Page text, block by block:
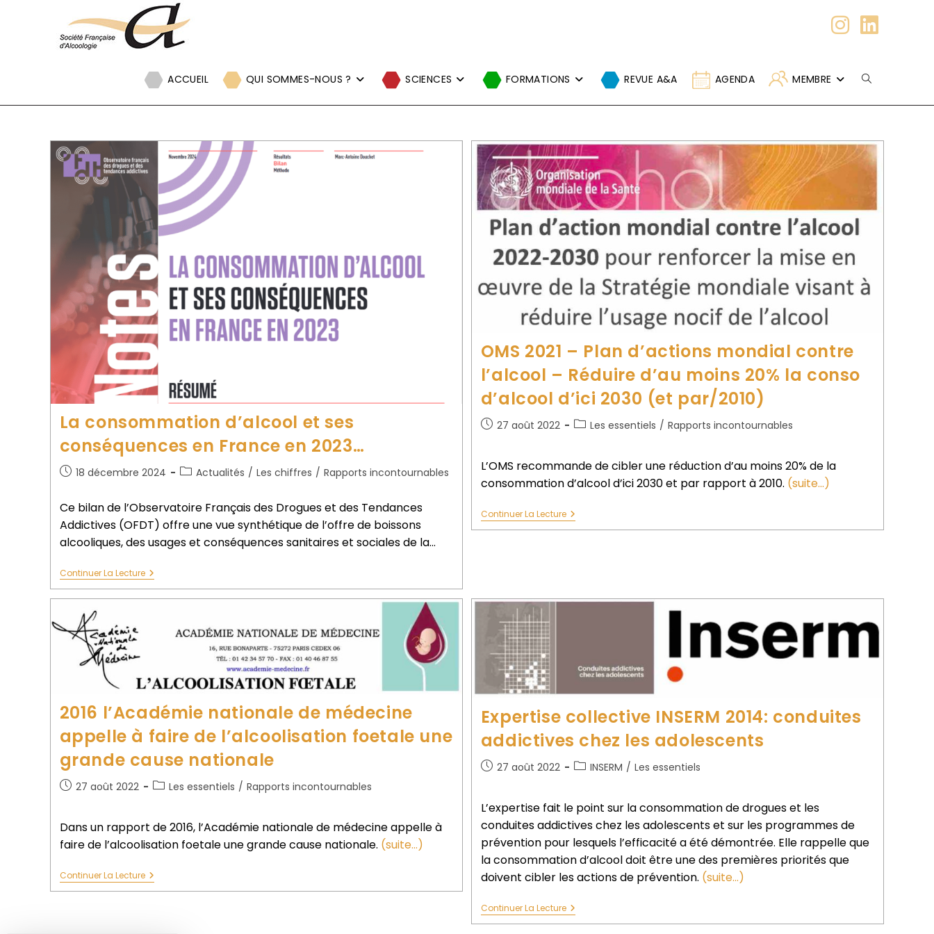
Panneau de gestion des cookies
ACCUEIL QUI SOMMES-NOUS ? SCIENCES FORMATIONS REVUE A&A AGENDA MEMBRE
La consommation d’alcool et ses
conséquences en France en 2023…
18 décembre 2024 Actualités / Les chiffres / Rapports incontournables
Ce bilan de l’Observatoire Français des Drogues et des Tendances
Addictives (OFDT) offre une vue synthétique de l’offre de boissons
alcooliques, des usages et conséquences sanitaires et sociales de la…
Continuer La Lecture
OMS 2021 – Plan d’actions mondial contre
l’alcool – Réduire d’au moins 20% la conso
d’alcool d’ici 2030 (et par/2010)
27 août 2022 Les essentiels / Rapports incontournables
L’OMS recommande de cibler une réduction d’au moins 20% de la
consommation d’alcool d’ici 2030 et par rapport à 2010. (suite…)
Continuer La Lecture
2016 l’Académie nationale de médecine
appelle à faire de l’alcoolisation foetale une
grande cause nationale
27 août 2022 Les essentiels / Rapports incontournables
Dans un rapport de 2016, l’Académie nationale de médecine appelle à
faire de l’alcoolisation foetale une grande cause nationale. (suite…)
Continuer La Lecture
Expertise collective INSERM 2014: conduites
addictives chez les adolescents
27 août 2022 INSERM / Les essentiels
L’expertise fait le point sur la consommation de drogues et les
conduites addictives chez les adolescents et sur les programmes de
prévention pour lesquels l’efficacité a été démontrée. Elle rappelle que
la consommation d’alcool doit être une des premières priorités que
doivent cibler les actions de prévention. (suite…)
Continuer La Lecture